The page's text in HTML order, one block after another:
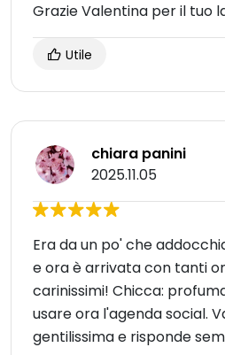
Grazie Valentina per il tuo
Utile
chiara panini
2025.11.05
Era da un po' che
e ora è arrivata con tanti
carinissimi! Chicca:
usare ora l'agenda social.
gentilissima e risponde